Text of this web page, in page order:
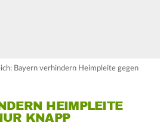
Bayern verhindern Heimpleite gegen
HEIMPLEITE
KNAPP